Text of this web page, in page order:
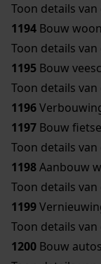
Toon details
1194 Bouw
Toon details
1195 Bouw
Toon details
1196
1197 Bouw
Toon details
1198Aanbouw
Toon details
1199
Toon details
1200 Bouw